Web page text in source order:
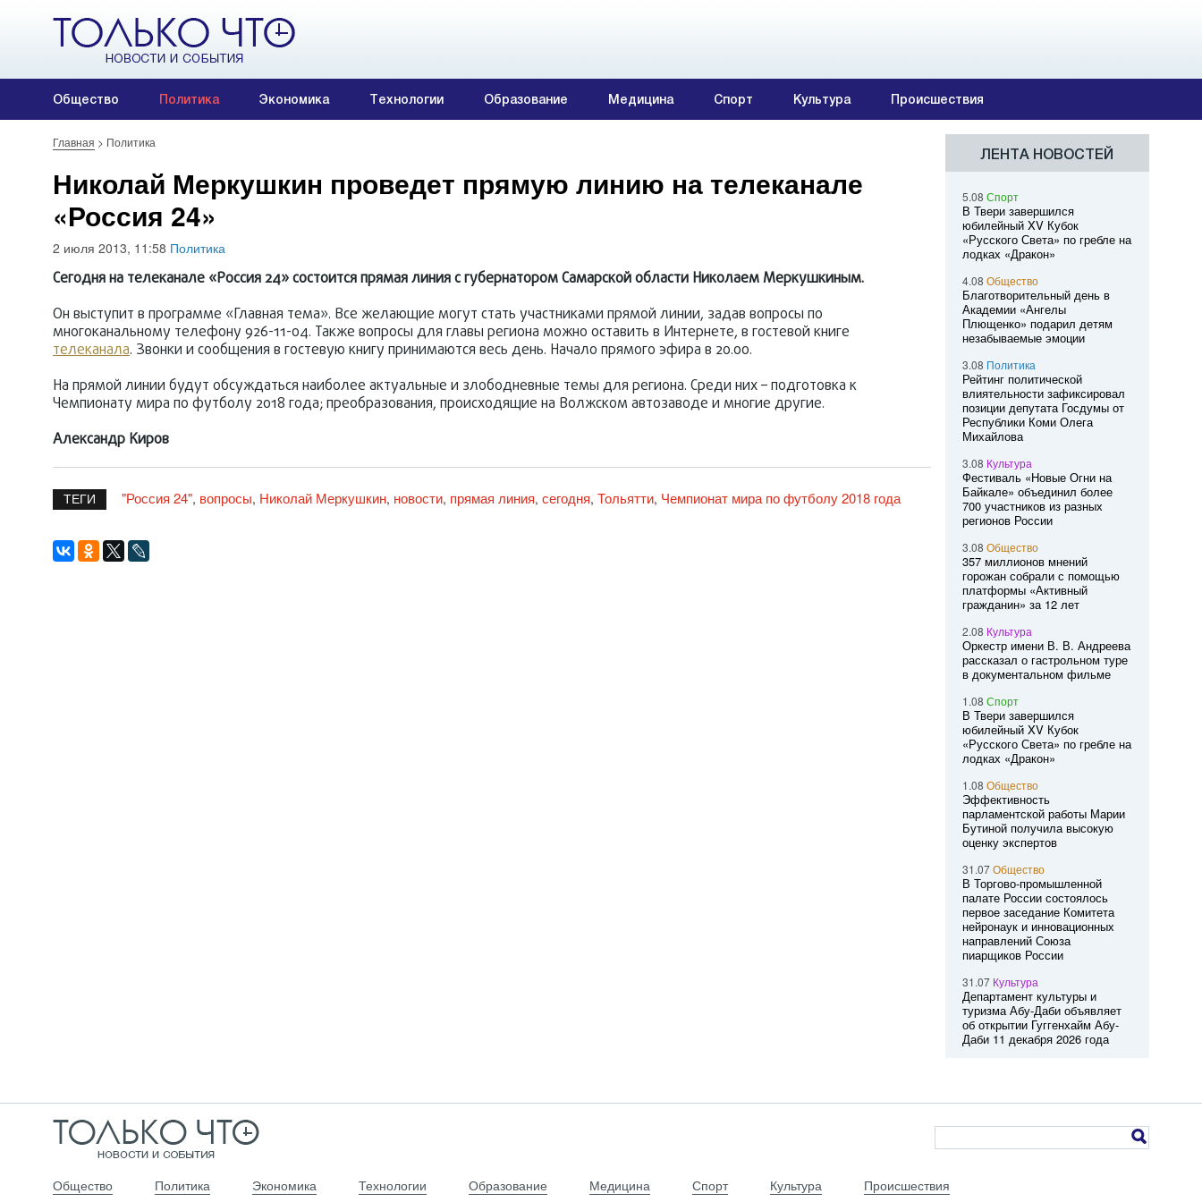
Общество Политика Экономика Технологии Образование Медицина Спорт Культура Происшествия
Главная > Политика
Николай Меркушкин проведет прямую линию на телеканале
«Россия 24»
2 июля 2013, 11:58 Политика
Сегодня на телеканале «Россия 24» состоится прямая линия с губернатором Самарской области Николаем Меркушкиным.
Он выступит в программе «Главная тема». Все желающие могут стать участниками прямой линии, задав вопросы по
многоканальному телефону 926-11-04. Также вопросы для главы региона можно оставить в Интернете, в гостевой книге
телеканала. Звонки и сообщения в гостевую книгу принимаются весь день. Начало прямого эфира в 20.00.
На прямой линии будут обсуждаться наиболее актуальные и злободневные темы для региона. Среди них – подготовка к
Чемпионату мира по футболу 2018 года; преобразования, происходящие на Волжском автозаводе и многие другие.
Александр Киров
ТЕГИ "Россия 24", вопросы, Николай Меркушкин, новости, прямая линия, сегодня, Тольятти, Чемпионат мира по футболу 2018 года
ЛЕНТА НОВОСТЕЙ
5.08 Спорт
В Твери завершился
юбилейный XV Кубок
«Русского Света» по гребле на
лодках «Дракон»
4.08 Общество
Благотворительный день в
Академии «Ангелы
Плющенко» подарил детям
незабываемые эмоции
3.08 Политика
Рейтинг политической
влиятельности зафиксировал
позиции депутата Госдумы от
Республики Коми Олега
Михайлова
3.08 Культура
Фестиваль «Новые Огни на
Байкале» объединил более
700 участников из разных
регионов России
3.08 Общество
357 миллионов мнений
горожан собрали с помощью
платформы «Активный
гражданин» за 12 лет
2.08 Культура
Оркестр имени В. В. Андреева
рассказал о гастрольном туре
в документальном фильме
1.08 Спорт
В Твери завершился
юбилейный XV Кубок
«Русского Света» по гребле на
лодках «Дракон»
1.08 Общество
Эффективность
парламентской работы Марии
Бутиной получила высокую
оценку экспертов
31.07Общество
В Торгово-промышленной
палате России состоялось
первое заседание Комитета
нейронаук и инновационных
направлений Союза
пиарщиков России
31.07 Культура
Департамент культуры и
туризма Абу-Даби объявляет
об открытии Гуггенхайм Абу-
Даби 11 декабря 2026 года
Общество Политика Экономика Технологии Образование Медицина Спорт Культура Происшествия